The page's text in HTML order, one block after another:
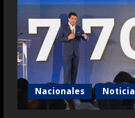
Nacionales